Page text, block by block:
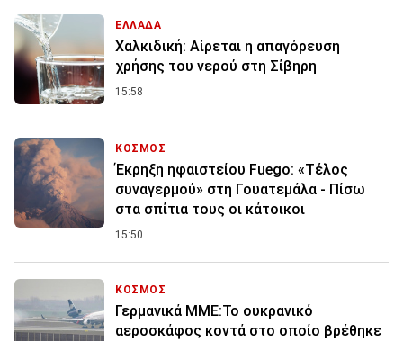
ΕΛΛΑΔΑ
Χαλκιδική: Αίρεται η απαγόρευση
χρήσης του νερού στη Σίβηρη
15:58
ΚΟΣΜΟΣ
Έκρηξη ηφαιστείου Fuego: «Τέλος
συναγερμού» στη Γουατεμάλα - Πίσω
στα σπίτια τους οι κάτοικοι
15:50
ΚΟΣΜΟΣ
Γερμανικά ΜΜΕ:Το ουκρανικό
αεροσκάφος κοντά στο οποίο βρέθηκε